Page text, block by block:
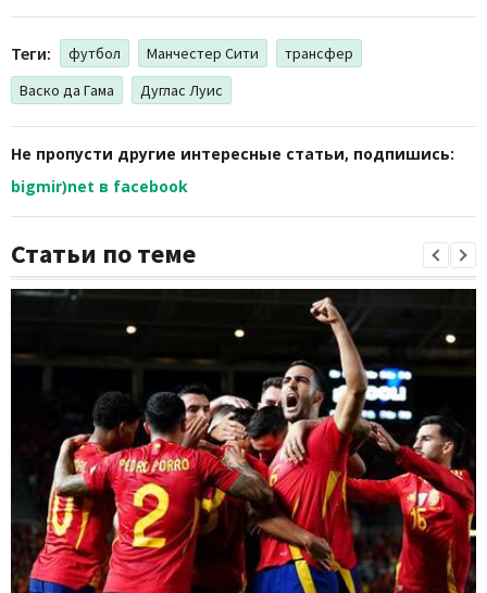
Теги: футбол Манчестер Сити
трансфер
Васко да Гама
Дуглас Луис
Не пропусти другие интересные статьи, подпишись:
bigmir)net в facebook
Статьи по теме